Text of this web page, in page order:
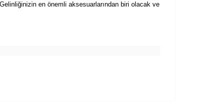
en önemli aksesuarlarından biri olacak ve